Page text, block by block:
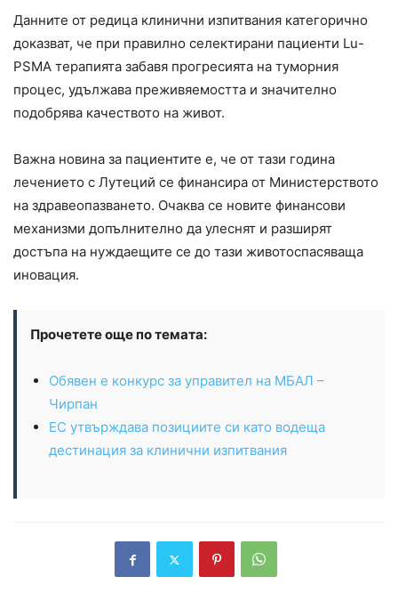
Данните от редица клинични изпитвания категорично
доказват, че при правилно селектирани пациенти Lu-
PSMA терапията забавя прогресията на туморния
процес, удължава преживяемостта и значително
подобрява качеството на живот.
Важна новина за пациентите е, че от тази година
лечението с Лутеций се финансира от Министерството
на здравеопазването. Очаква се новите финансови
механизми допълнително да улеснят и разширят
достъпа на нуждаещите се до тази животоспасяваща
иновация.
Прочетете още по темата:
Обявен е конкурс за управител на МБАЛ –
Чирпан
ЕС утвърждава позициите си като водеща
дестинация за клинични изпитвания